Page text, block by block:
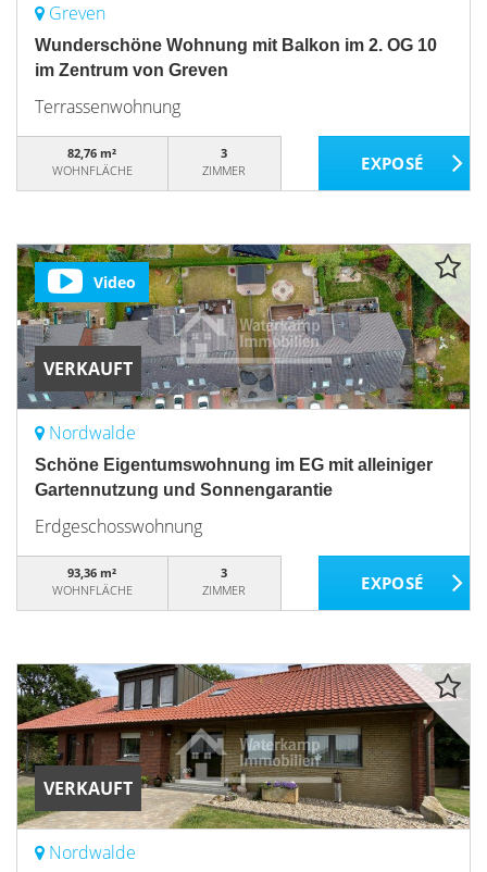
Greven
Wunderschöne Wohnung mit Balkon im 2. OG 10
im Zentrum von Greven
Terrassenwohnung
82,76 m²
WOHNFLÄCHE
3
ZIMMER
VERKAUFT
Video
Nordwalde
Schöne Eigentumswohnung im EG mit alleiniger
Gartennutzung und Sonnengarantie
Erdgeschosswohnung
93,36 m²
WOHNFLÄCHE
3
ZIMMER
VERKAUFT
Nordwalde